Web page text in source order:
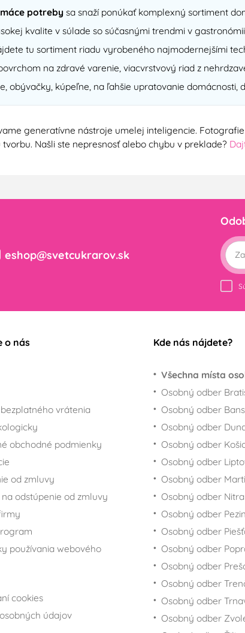
potrebysa snaží ponúkať komplexný sortiment
kvalite v súlade so súčasnými trendmi v
tu sortiment riadu vyrobeného najmodernejšími
na zdravé varenie, viacvrstvový riad z
obývačky, kúpeľne, na ľahšie upratovanie domácnosti,
generatívne nástroje umelej inteligencie.
Našli ste nepresnosť alebo chybu v preklade?
eshop@svetcukrarov.sk
o nás
vrátenia
obchodné podmienky
od zmluvy
odstúpenie od zmluvy
používania webového
cookies
údajov
Kde nás nájdete?
Všechna místa
Osobný odber
Osobný odber
Osobný odber
Osobný odber
Osobný odber
Osobný odber
Osobný odber Nitra
Osobný odber
Osobný odber
Osobný odber
Osobný odber
Osobný odber
Osobný odber
Osobný odber